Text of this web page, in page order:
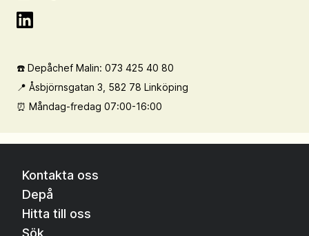
☎️ Depåchef Malin: 073 425 40 80
📍 Åsbjörnsgatan 3, 582 78 Linköping
Kontakta oss
Depå
Hitta till oss
Sök